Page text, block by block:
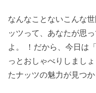
なんなことないこんな
ッツって、あなたが思
よ。 ！だから、今日は
っとおしゃべりしまし
たナッツの魅力が見つか